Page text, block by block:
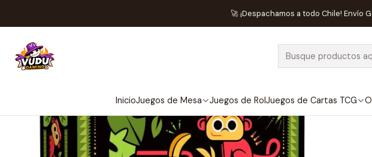
InicioJuegos de Mesa Juegos de RolJuegos de Cartas TCG
🚀 ¡Despachamos a todo Chile! Envío
Inicio Juegos de